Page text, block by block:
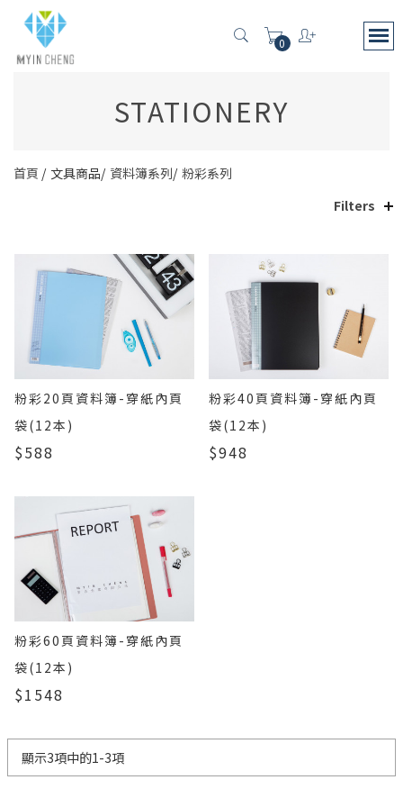
0
STATIONERY
首頁 文具商品 資料簿系列 粉彩系列
Filters
粉彩20頁資料簿-穿紙內頁
袋(12本)
$588
粉彩40頁資料簿-穿紙內頁
袋(12本)
$948
粉彩60頁資料簿-穿紙內頁
袋(12本)
$1548
顯示3項中的1-3項